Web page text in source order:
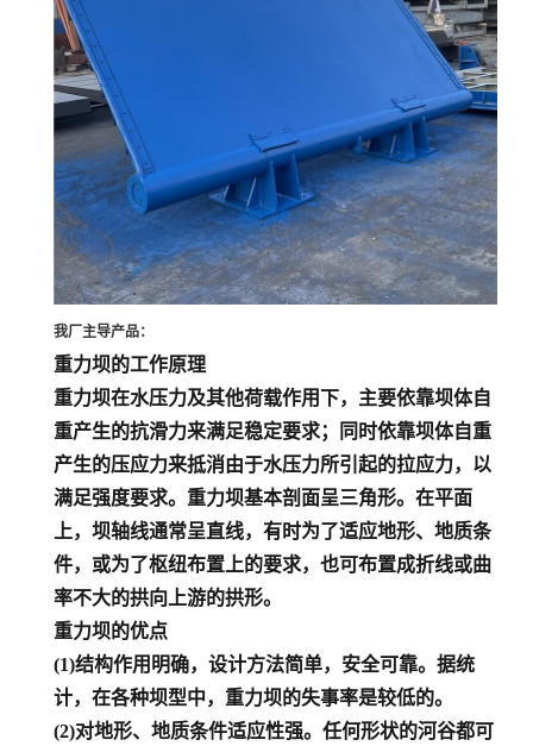
我厂主导产品：
重力坝的工作原理
重力坝在水压力及其他荷载作用下，主要依靠坝体自
重产生的抗滑力来满足稳定要求；同时依靠坝体自重
产生的压应力来抵消由于水压力所引起的拉应力，以
满足强度要求。重力坝基本剖面呈三角形。在平面
上，坝轴线通常呈直线，有时为了适应地形、地质条
件，或为了枢纽布置上的要求，也可布置成折线或曲
率不大的拱向上游的拱形。
重力坝的优点
(1)结构作用明确，设计方法简单，安全可靠。据统
计，在各种坝型中，重力坝的失事率是较低的。
(2)对地形、地质条件适应性强。任何形状的河谷都可